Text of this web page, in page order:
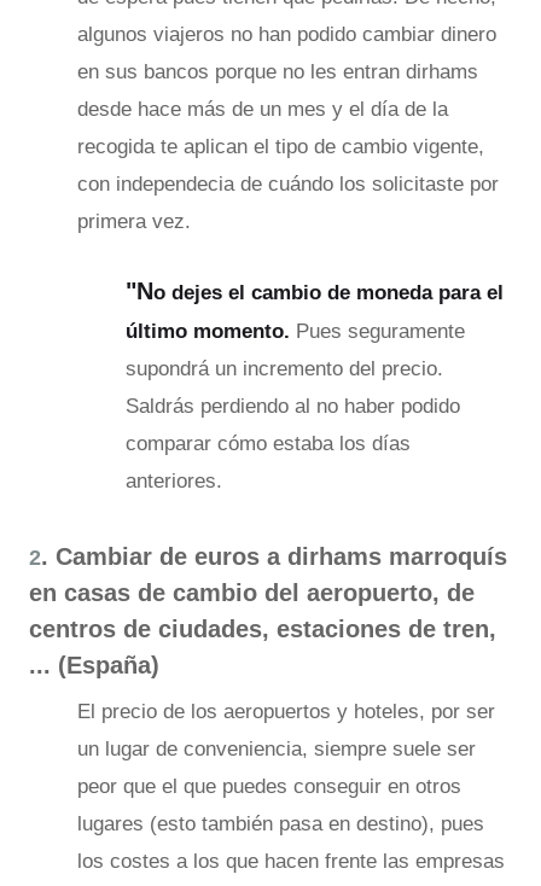
algunos viajeros no han podido cambiar dinero
en sus bancos porque no les entran dirhams
desde hace más de un mes y el día de la
recogida te aplican el tipo de cambio vigente,
con independecia de cuándo los solicitaste por
primera vez.
"No dejes el cambio de moneda para el
último momento. Pues seguramente
supondrá un incremento del precio.
Saldrás perdiendo al no haber podido
comparar cómo estaba los días
anteriores.
2. Cambiar de euros a dirhams marroquís
en casas de cambio del aeropuerto, de
centros de ciudades, estaciones de tren,
... (España)
El precio de los aeropuertos y hoteles, por ser
un lugar de conveniencia, siempre suele ser
peor que el que puedes conseguir en otros
lugares (esto también pasa en destino), pues
los costes a los que hacen frente las empresas